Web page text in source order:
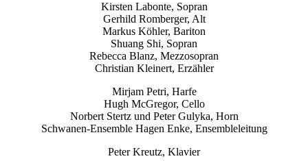
Kirsten Labonte, Sopran
Gerhild Romberger, Alt
Markus Köhler, Bariton
Shuang Shi, Sopran
Rebecca Blanz, Mezzosopran
Christian Kleinert, Erzähler
Mirjam Petri, Harfe
Hugh McGregor, Cello
Norbert Stertz und Peter Gulyka, Horn
Schwanen-Ensemble Hagen Enke, Ensembleleitung
Peter Kreutz, Klavier